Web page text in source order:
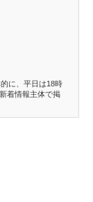
に、平日は18時
着情報主体で掲